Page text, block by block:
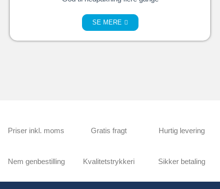
SE MERE
Priser inkl. moms Gratis fragt Hurtig levering
Nem genbestilling Kvalitetstrykkeri Sikker betaling